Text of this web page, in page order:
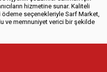
hizmetine sunar. Kaliteli
ödeme seçenekleriyle Sarf Market,
ve memnuniyet verici bir şekilde